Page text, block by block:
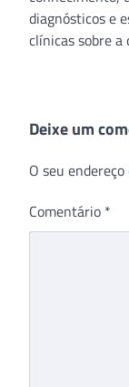
diagnósticos e
clínicas sobre a
Deixe um
O seu
Comentário *